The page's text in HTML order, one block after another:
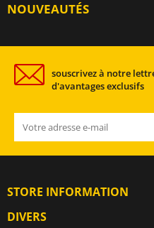
NOUVEAUTÉS
souscrivez à notre
d'avantages exclusifs
STORE INFORMATION
DIVERS